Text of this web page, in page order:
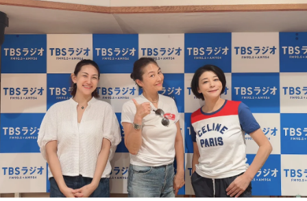
TBS Podcast
お知らせ
イベント・グッズ
YouTube
会社情報